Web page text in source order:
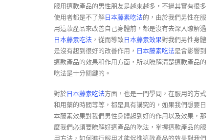
服用這款產品的男性朋友是越來越多，不過其實有很多
使用者都是不了解日本藤素吃法的，由於我們男性在服
用這款產品來改善自己身體前，都是沒有去深入瞭解過
日本藤素吃法 ，從而導致日本藤素效果對我們男性身體
是沒有起到很好的改善作用， 日本藤素吃法是會影響到
這款產品的效果和作用方面，所以瞭解清楚這款產品的
吃法是十分關鍵的。
對於日本藤素吃法方面，也是一門學問，在服用的方式
和用藥的時間等等，都是具有講究的，如果我們想要日
本藤素效果對我們男性身體起到好的作用以及效果，那
麼我們必須要瞭解好這產品的吃法，掌握這款產品的服
用方法，如何進行服用才能促進這款產品的效果對我們